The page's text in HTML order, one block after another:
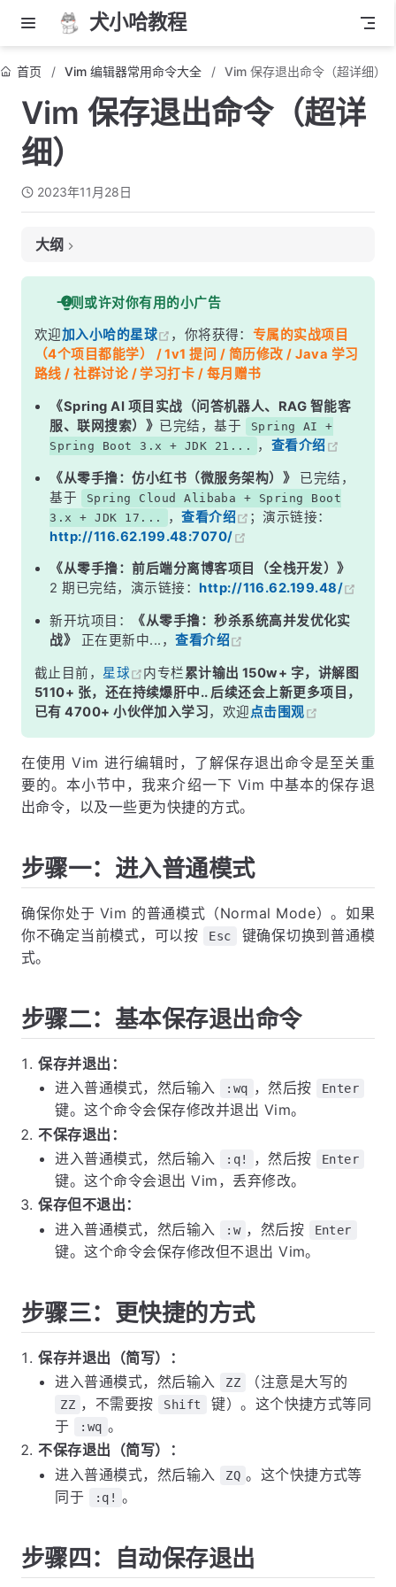
犬小哈教程
首页 Vim 编辑器常用命令大全 Vim 保存退出命令（超详细）
Vim 保存退出命令（超详
细）
2023年11月28日
大纲
步骤一：进入普通模式
步骤二：基本保存退出命令
步骤三：更快捷的方式
步骤四：自动保存退出
一则或许对你有用的小广告
欢迎加入小哈的星球 ，你将获得： 专属的实战项目
（4个项目都能学） / 1v1 提问 / 简历修改 / Java 学习
路线 / 社群讨论 / 学习打卡 / 每月赠书
《Spring AI 项目实战（问答机器人、RAG 智能客
服、联网搜索）》 已完结，基于
Spring AI +
Spring Boot 3.x + JDK 21...
， 查看介绍
《从零手撸：仿小红书（微服务架构）》
已完结，
基于
Spring Cloud Alibaba + Spring Boot
3.x + JDK 17...
，查看介绍
；演示链接：
http://116.62.199.48:7070/
《从零手撸：前后端分离博客项目（全栈开发）》
2 期已完结，演示链接： http://116.62.199.48/
新开坑项目：
《从零手撸：秒杀系统高并发优化实
战》
正在更新中...，查看介绍
截止目前， 星球 内专栏累计输出 150w+ 字，讲解图
5110+ 张，还在持续爆肝中.. 后续还会上新更多项目，
已有 4700+ 小伙伴加入学习，欢迎点击围观
在使用 Vim 进行编辑时，了解保存退出命令是至关重
要的。本小节中，我来介绍一下 Vim 中基本的保存退
出命令，以及一些更为快捷的方式。
步骤一：进入普通模式
确保你处于 Vim 的普通模式（Normal Mode）。如果
你不确定当前模式，可以按
Esc
键确保切换到普通模
式。
步骤二：基本保存退出命令
保存并退出：
进入普通模式，然后输入
:wq ，然后按 Enter
键。这个命令会保存修改并退出 Vim。
不保存退出：
进入普通模式，然后输入
:q! ，然后按 Enter
键。这个命令会退出 Vim，丢弃修改。
保存但不退出：
进入普通模式，然后输入
:w ，然后按 Enter
键。这个命令会保存修改但不退出 Vim。
步骤三：更快捷的方式
保存并退出（简写）：
进入普通模式，然后输入
ZZ （注意是大写的
ZZ ，不需要按 Shift
键）。这个快捷方式等同
于
:wq 。
不保存退出（简写）：
进入普通模式，然后输入
ZQ 。这个快捷方式等
同于
:q! 。
步骤四：自动保存退出